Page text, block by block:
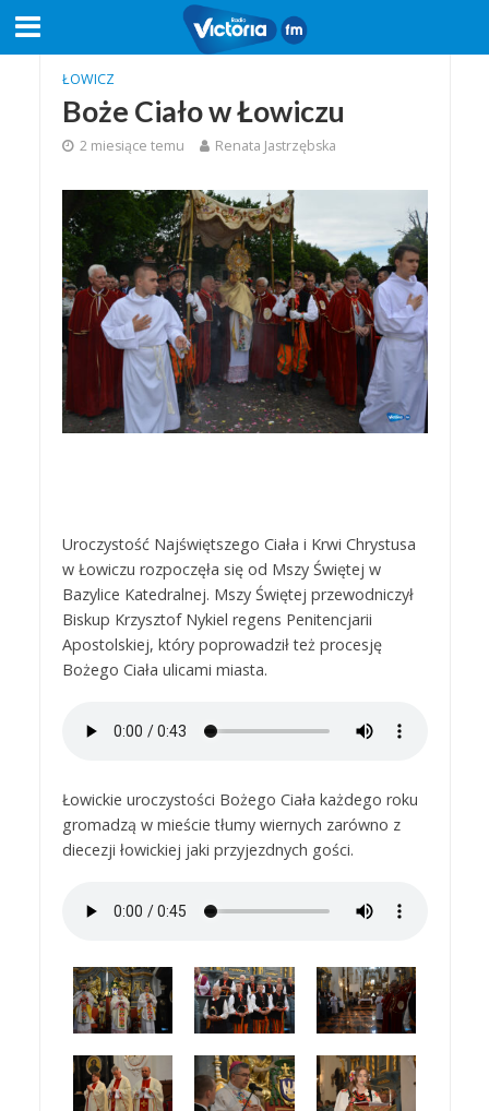
ŁOWICZ
Boże Ciało w Łowiczu
2 miesiące temu Renata Jastrzębska
Uroczystość Najświętszego Ciała i Krwi Chrystusa
w Łowiczu rozpoczęła się od Mszy Świętej w
Bazylice Katedralnej. Mszy Świętej przewodniczył
Biskup Krzysztof Nykiel regens Penitencjarii
Apostolskiej, który poprowadził też procesję
Bożego Ciała ulicami miasta.
Łowickie uroczystości Bożego Ciała każdego roku
gromadzą w mieście tłumy wiernych zarówno z
diecezji łowickiej jaki przyjezdnych gości.